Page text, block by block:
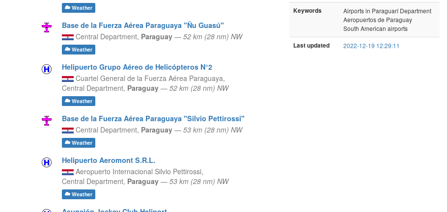
Weather
Base de la Fuerza Aérea Paraguaya "Ñu Guasú"
Central Department, Paraguay — 52 km (28 nm) NW
Weather
Helipuerto Grupo Aéreo de Helicópteros N°2
Cuartel General de la Fuerza Aérea Paraguaya,
Central Department, Paraguay — 52 km (28 nm) NW
Weather
Base de la Fuerza Aérea Paraguaya "Silvio Pettirossi"
Central Department, Paraguay — 53 km (28 nm) NW
Weather
Helipuerto Aeromont S.R.L.
Aeropuerto Internacional Silvio Pettirossi,
Central Department, Paraguay — 53 km (28 nm) NW
Weather
Keywords
Airports in Paraguarí Department
Aeropuertos de Paraguay
South American airports
Last updated 2022-12-19 12:29:11